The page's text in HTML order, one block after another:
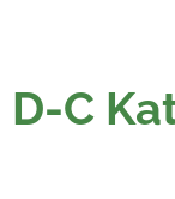
D-C